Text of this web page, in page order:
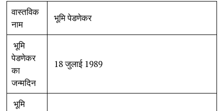
वास्तविक
नाम
भूमि पेडणेकर
भूमि
पेडणेकर
का
जन्मदिन
18 जुलाई 1989
भूमि